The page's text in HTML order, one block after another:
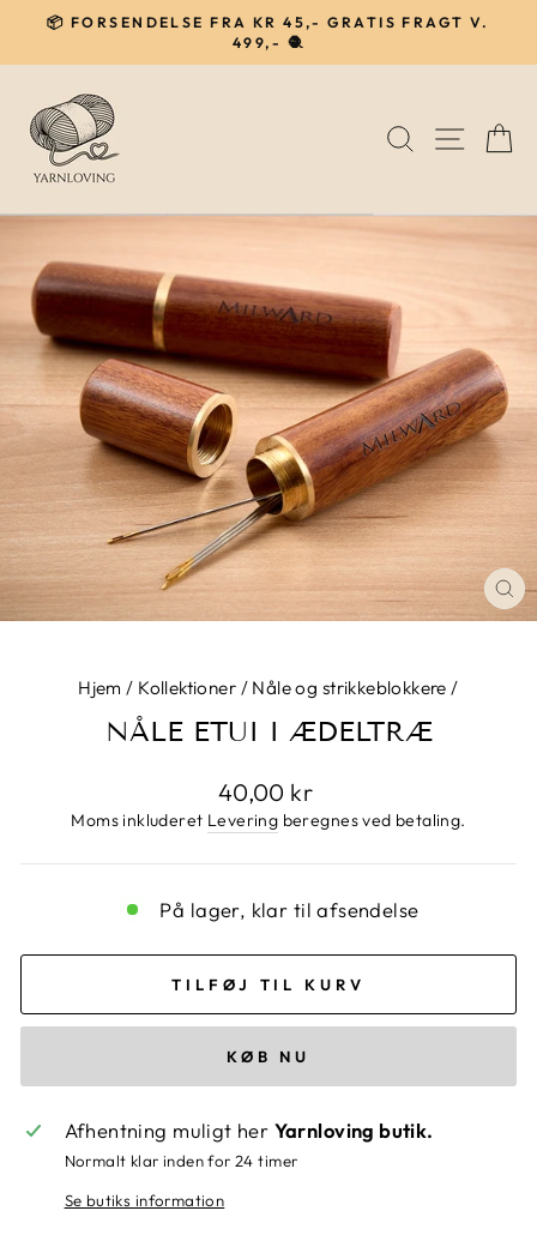
indhold
Pause
📦 FORSENDELSE FRA KR 45,- GRATIS FRAGT V.
499,- 🧶
SØG
Hjem / Kollektioner / Nåle og strikkeblokkere /
NÅLE ETUI I ÆDELTRÆ
Normalpris
40,00 kr
Moms inkluderet Levering beregnes ved betaling.
På lager, klar til afsendelse
TILFØJ TIL KURV
KØB NU
Afhentning muligt her Yarnloving butik.
Normalt klar inden for 24 timer
Se butiks information